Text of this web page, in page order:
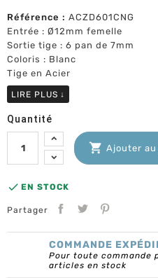
Référence : ACZD601CNG
Entrée : Ø12mm femelle
Sortie tige : 6 pan de 7mm
Coloris : Blanc
Tige en Acier
LIRE PLUS ↓
Quantité
 Ajouter
 EN STOCK
Partager
COMMANDE
Pour toute commande
articles en stock